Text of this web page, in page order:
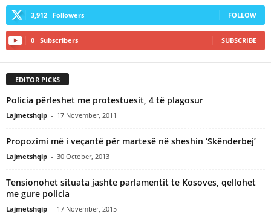
3,912 Followers FOLLOW
0 Subscribers SUBSCRIBE
EDITOR PICKS
Policia përleshet me protestuesit, 4 të plagosur
Lajmetshqip - 17 November, 2011
Propozimi më i veçantë për martesë në sheshin ‘Skënderbej’
Lajmetshqip - 30 October, 2013
Tensionohet situata jashte parlamentit te Kosoves, qellohet
me gure policia
Lajmetshqip - 17 November, 2015